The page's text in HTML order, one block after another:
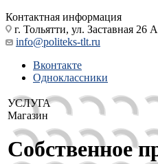
Контактная информация
г. Тольятти, ул. Заставная 26 А
info@politeks-tlt.ru
Вконтакте
Одноклассники
УСЛУГА
Магазин
Собственное